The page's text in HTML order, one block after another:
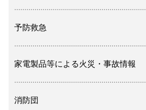
予防救急
家電製品等による火災・事故情報
消防団